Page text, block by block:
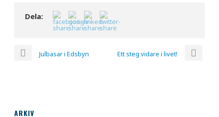
Dela:
Julbasar i Edsbyn Ett steg vidare i livet!
ARKIV